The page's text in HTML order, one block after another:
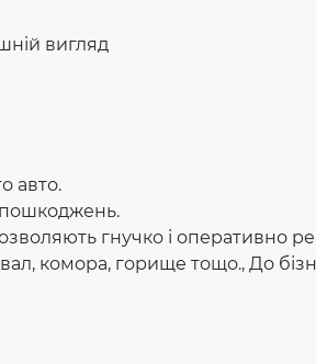
вигляд
авто.
пошкоджень.
гнучко і оперативно
комора, горище тощо., До